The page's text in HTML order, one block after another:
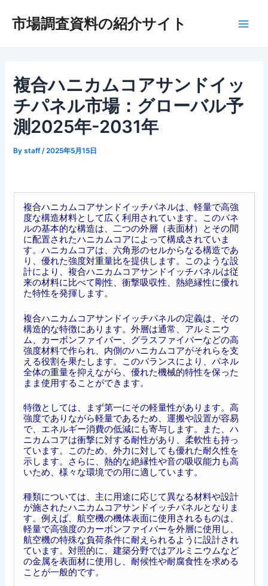
市場調査資料の紹介サイト
複合ハニカムコアサンドイッ
チパネル市場：グローバル予
測2025年-2031年
Bystaff /2025年5月15日
複合ハニカムコアサンドイッチパネルは、軽量で高強
度な構造材料として広く利用されています。このパネ
ルの基本的な構造は、二つの外層（表面材）とその間
に配置されたハニカムコアによって構成されていま
す。ハニカムコアは、六角形のセルからなる構造であ
り、優れた強度対重量比を提供します。このような設
計により、複合ハニカムコアサンドイッチパネルは従
来の材料に比べて剛性、衝撃吸収性、熱絶縁性に優れ
た特性を発揮します。
複合ハニカムコアサンドイッチパネルの定義は、その
構造的な特徴にあります。外層は通常、アルミニウ
ム、カーボンファイバー、グラスファイバーなどの高
強度材料で作られ、内側のハニカムコアがそれらを支
える役割を果たします。このバランスにより、パネル
全体の重量を抑えながら、優れた機械的特性を保った
まま使用することができます。
特徴としては、まず第一にその軽量性があります。高
強度でありながら軽量であるため、運搬や設置が容易
で、エネルギー消費の低減にも寄与します。また、ハ
ニカムコアは衝撃に対する耐性があり、柔軟性も持っ
ています。このため、外力に対しても優れた耐久性を
示します。さらに、熱的な絶縁性や音の吸収能力も高
いため、様々な環境での用に適しています。
種類については、主に用途に応じて異なる材料や設計
が施されたハニカムコアサンドイッチパネルとなりま
す。例えば、航空機の機体表面に使用されるものは、
軽量で高強度のカーボンファイバーを外層に使用し、
航空機の特殊な負荷条件に耐えられるように設計され
ています。対照的に、建築分野ではアルミニウムなど
の金属を表面材に使用し、耐候性や耐腐食性を求める
ことが一般的です。